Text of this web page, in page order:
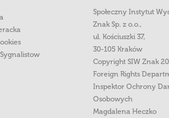
Społeczny Instytut
Znak Sp. z o.o.,
ul. Kościuszki 37,
30-105 Kraków
Copyright SIW Znak
Foreign Rights
Inspektor Ochrony
Osobowych
Magdalena Heczko